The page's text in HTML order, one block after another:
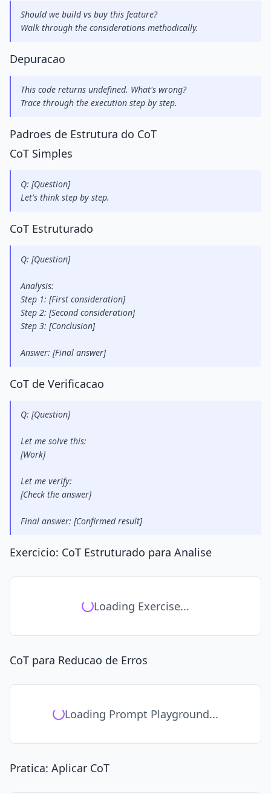
Should we build vs buy this feature?
Walk through the considerations methodically.
Depuracao
This code returns undefined. What's wrong?
Trace through the execution step by step.
Padroes de Estrutura do CoT
CoT Simples
Q: [Question]
Let's think step by step.
CoT Estruturado
Q: [Question]
Analysis:
Step 1: [First consideration]
Step 2: [Second consideration]
Step 3: [Conclusion]
Answer: [Final answer]
CoT de Verificacao
Q: [Question]
Let me solve this:
[Work]
Let me verify:
[Check the answer]
Final answer: [Confirmed result]
Exercicio: CoT Estruturado para Analise
Loading Exercise...
CoT para Reducao de Erros
Loading Prompt Playground...
Pratica: Aplicar CoT